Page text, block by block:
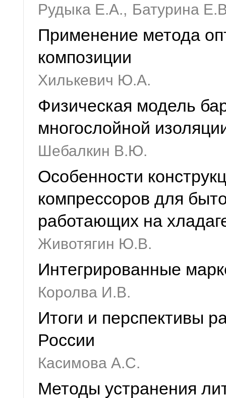
Рудыка Е.А., Батурина
Применение метода
композиции
Хилькевич Ю.А.
Физическая модель
многослойной
Шебалкин В.Ю.
Особенности
компрессоров для
работающих на
Животягин Ю.В.
Интегрированные
Королва И.В.
Итоги и перспективы
России
Касимова А.С.
Методы устранения